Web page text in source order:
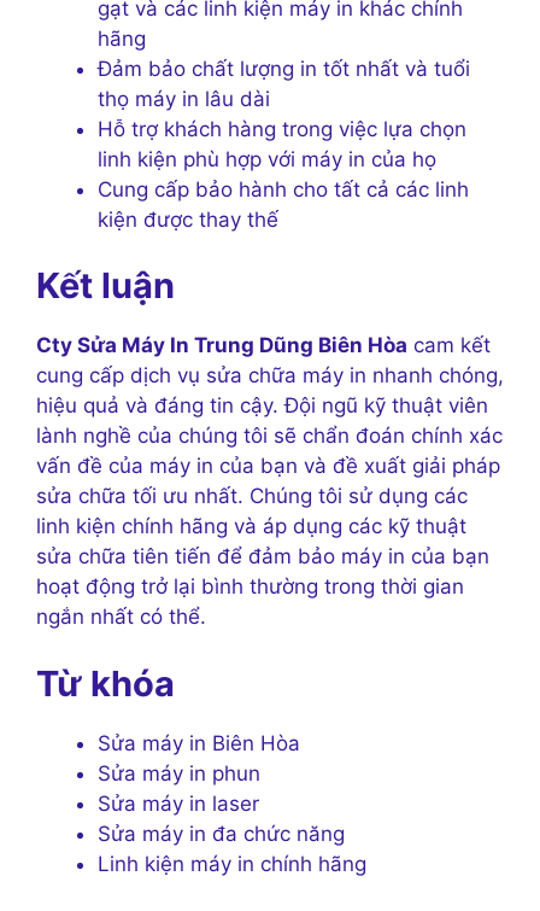
gạt và các linh kiện máy in khác chính
hãng
Đảm bảo chất lượng in tốt nhất và tuổi
thọ máy in lâu dài
Hỗ trợ khách hàng trong việc lựa chọn
linh kiện phù hợp với máy in của họ
Cung cấp bảo hành cho tất cả các linh
kiện được thay thế
Kết luận
Cty Sửa Máy In Trung Dũng Biên Hòa cam kết
cung cấp dịch vụ sửa chữa máy in nhanh chóng,
hiệu quả và đáng tin cậy. Đội ngũ kỹ thuật viên
lành nghề của chúng tôi sẽ chẩn đoán chính xác
vấn đề của máy in của bạn và đề xuất giải pháp
sửa chữa tối ưu nhất. Chúng tôi sử dụng các
linh kiện chính hãng và áp dụng các kỹ thuật
sửa chữa tiên tiến để đảm bảo máy in của bạn
hoạt động trở lại bình thường trong thời gian
ngắn nhất có thể.
Từ khóa
Sửa máy in Biên Hòa
Sửa máy in phun
Sửa máy in laser
Sửa máy in đa chức năng
Linh kiện máy in chính hãng